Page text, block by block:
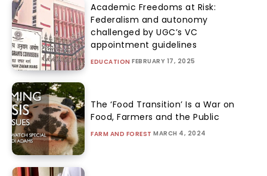
Academic Freedoms at Risk:
Federalism and autonomy
challenged by UGC’s VC
appointment guidelines
EDUCATION FEBRUARY 17, 2025
The ‘Food Transition’ Is a War on
Food, Farmers and the Public
FARM AND FOREST MARCH 4, 2024